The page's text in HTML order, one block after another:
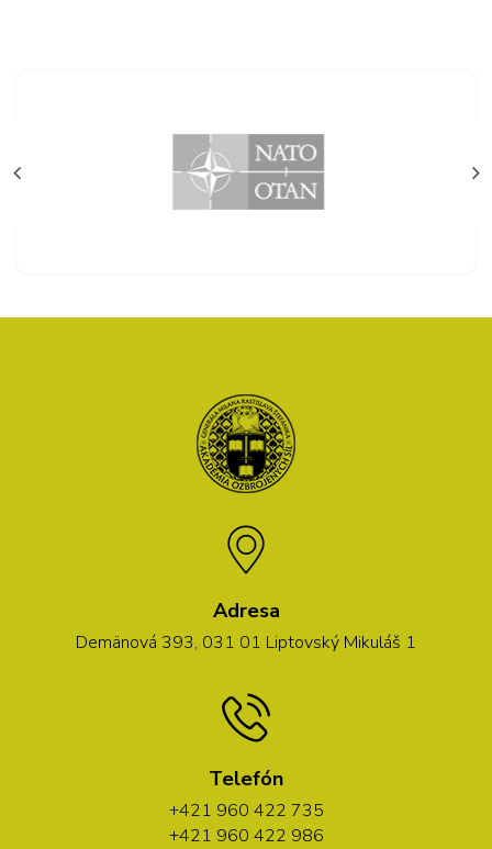
Adresa
Demänová 393, 031 01 Liptovský Mikuláš 1
Telefón
+421 960 422 735
+421 960 422 986